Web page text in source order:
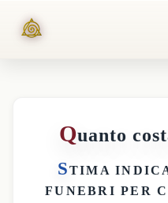
Quanto
STIMA
FUNEBRI PER